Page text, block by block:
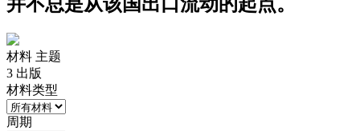
材料 主题
3 出版
材料类型
周期